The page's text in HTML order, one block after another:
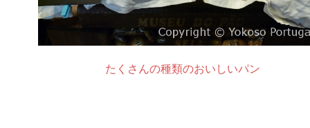
たくさんの種類のおいしいパン